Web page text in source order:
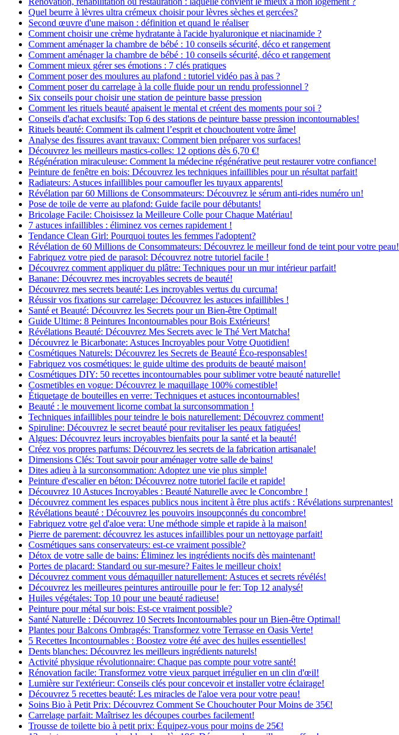
Quel beurre à lèvres ultra crémeux choisir pour lèvres sèches et gercées?
Second œuvre d'une maison : définition et quand le réaliser
Comment choisir une crème hydratante à l'acide hyaluronique et niacinamide ?
Comment aménager la chambre de bébé : 10 conseils sécurité, déco et rangement
Comment aménager la chambre de bébé : 10 conseils sécurité, déco et rangement
Comment mieux gérer ses émotions : 7 clés pratiques
Comment poser des moulures au plafond : tutoriel vidéo pas à pas ?
Comment poser du carrelage à la colle fluide pour un rendu professionnel ?
Six conseils pour choisir une station de peinture basse pression
Comment les rituels beauté apaisent le mental et créent des moments pour soi ?
Conseils d'achat exclusifs: Top 6 des stations de peinture basse pression incontournables!
Rituels beauté: Comment ils calment l’esprit et chouchoutent votre âme!
Analyse des fissures avant travaux: Comment bien préparer vos surfaces!
Découvrez les meilleurs mastics-colles: 12 options dès 6,70 €!
Régénération miraculeuse: Comment la médecine régénérative peut restaurer votre confiance!
Peinture de fenêtre en bois: Découvrez les techniques infaillibles pour un résultat parfait!
Radiateurs: Astuces infaillibles pour camoufler les tuyaux apparents!
Révélation par 60 Millions de Consommateurs: Découvrez le sérum anti-rides numéro un!
Pose de toile de verre au plafond: Guide facile pour débutants!
Bricolage Facile: Choisissez la Meilleure Colle pour Chaque Matériau!
7 astuces infaillibles : éliminez vos cernes rapidement !
Tendance Clean Girl: Pourquoi toutes les femmes l'adoptent?
Révélation de 60 Millions de Consommateurs: Découvrez le meilleur fond de teint pour votre peau!
Fabriquez votre pied de parasol: Découvrez notre tutoriel facile !
Découvrez comment appliquer du plâtre: Techniques pour un mur intérieur parfait!
Banane: Découvrez mes incroyables secrets de beauté!
Découvrez mes secrets beauté: Les incroyables vertus du curcuma!
Réussir vos fixations sur carrelage: Découvrez les astuces infaillibles !
Santé et Beauté: Découvrez les Secrets pour un Bien-être Optimal!
Guide Ultime: 8 Peintures Incontournables pour Bois Extérieurs!
Révélations Beauté: Découvrez Mes Secrets avec le Thé Vert Matcha!
Découvrez le Bicarbonate: Astuces Incroyables pour Votre Quotidien!
Cosmétiques Naturels: Découvrez les Secrets de Beauté Éco-responsables!
Fabriquez vos cosmétiques: le guide ultime des produits de beauté maison!
Cosmétiques DIY: 50 recettes incontournables pour sublimer votre beauté naturelle!
Cosmetibles en vogue: Découvrez le maquillage 100% comestible!
Étiquetage de bouteilles en verre: Techniques et astuces incontournables!
Beauté : le mouvement licorne combat la surconsommation !
Techniques infaillibles pour teindre le bois naturellement: Découvrez comment!
Spiruline: Découvrez le secret beauté pour revitaliser les peaux fatiguées!
Algues: Découvrez leurs incroyables bienfaits pour la santé et la beauté!
Créez vos propres parfums: Découvrez les secrets de la fabrication artisanale!
Dimensions Clés: Tout savoir pour aménager votre salle de bains!
Dites adieu à la surconsommation: Adoptez une vie plus simple!
Peinture d'escalier en béton: Découvrez notre tutoriel facile et rapide!
Découvrez 10 Astuces Incroyables : Beauté Naturelle avec le Concombre !
Découvrez comment les espaces publics nous incitent à être plus actifs : Révélations surprenantes!
Révélations beauté : Découvrez les pouvoirs insoupçonnés du concombre!
Fabriquez votre gel d'aloe vera: Une méthode simple et rapide à la maison!
Pierre de parement: découvrez les astuces infaillibles pour un nettoyage parfait!
Cosmétiques sans conservateurs: est-ce vraiment possible?
Détox de votre salle de bains: Éliminez les ingrédients nocifs dès maintenant!
Portes de placard: Standard ou sur-mesure? Faites le meilleur choix!
Découvrez comment vous démaquiller naturellement: Astuces et secrets révélés!
Découvrez les meilleures peintures antirouille pour le fer: Top 12 analysé!
Huiles végétales: Top 10 pour une beauté radieuse!
Peinture pour métal sur bois: Est-ce vraiment possible?
Santé Naturelle : Découvrez 10 Secrets Incontournables pour un Bien-être Optimal!
Plantes pour Balcons Ombragés: Transformez votre Terrasse en Oasis Verte!
5 Recettes Incontournables : Boostez votre été avec des huiles essentielles!
Dents blanches: Découvrez les meilleurs ingrédients naturels!
Activité physique révolutionnaire: Chaque pas compte pour votre santé!
Rénovation facile: Transformez votre vieux parquet irrégulier en un clin d'œil!
Lumière sur l'extérieur: Conseils clés pour concevoir et installer votre éclairage!
Découvrez 5 recettes beauté: Les miracles de l'aloe vera pour votre peau!
Soins Bio à Petit Prix: Découvrez Comment Se Chouchouter Pour Moins de 35€!
Carrelage parfait: Maîtrisez les découpes courbes facilement!
Trousse de toilette bio à petit prix: Équipez-vous pour moins de 25€!